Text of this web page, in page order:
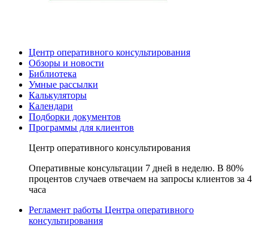
Центр оперативного консультирования
Обзоры и новости
Библиотека
Умные рассылки
Калькуляторы
Календари
Подборки документов
Программы для клиентов
Центр оперативного консультирования
Оперативные консультации 7 дней в неделю. В 80%
процентов случаев отвечаем на запросы клиентов за 4
часа
Регламент работы Центра оперативного
консультирования